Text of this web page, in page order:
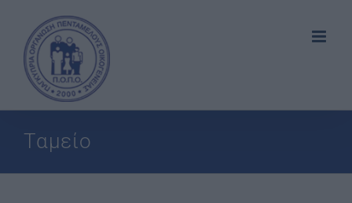
content
Ταμείο